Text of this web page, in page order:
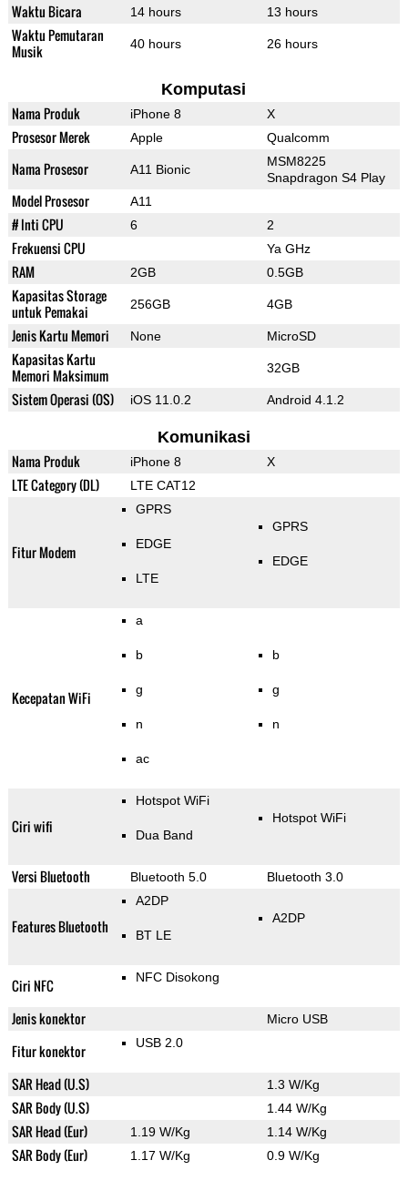
Waktu Bicara 14 hours 13 hours
Waktu Pemutaran
Musik
40 hours 26 hours
Komputasi
Nama Produk iPhone 8 X
Prosesor Merek Apple Qualcomm
Nama Prosesor A11 Bionic
MSM8225
Snapdragon S4 Play
Model Prosesor A11
# Inti CPU 6 2
Frekuensi CPU Ya GHz
RAM 2GB 0.5GB
Kapasitas Storage
untuk Pemakai
256GB 4GB
Jenis Kartu Memori None MicroSD
Kapasitas Kartu
Memori Maksimum
32GB
Sistem Operasi (OS) iOS 11.0.2 Android 4.1.2
Komunikasi
Nama Produk iPhone 8 X
LTE Category (DL) LTE CAT12
Fitur Modem
GPRS
EDGE
LTE
GPRS
EDGE
Kecepatan WiFi
a
b
g
n
ac
b
g
n
Ciri wifi
Hotspot WiFi
Dua Band
Hotspot WiFi
Versi Bluetooth Bluetooth 5.0 Bluetooth 3.0
Features Bluetooth
A2DP
BT LE
A2DP
Ciri NFC NFC Disokong
Jenis konektor Micro USB
Fitur konektor USB 2.0
SAR Head (U.S) 1.3 W/Kg
SAR Body (U.S) 1.44 W/Kg
SAR Head (Eur) 1.19 W/Kg 1.14 W/Kg
SAR Body (Eur) 1.17 W/Kg 0.9 W/Kg